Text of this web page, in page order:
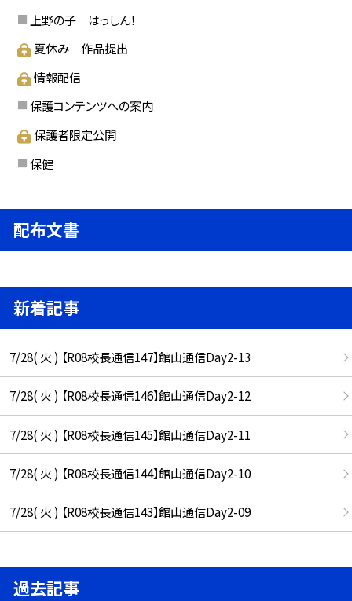
上野の子 はっしん！
夏休み 作品提出
情報配信
保護コンテンツへの案内
保護者限定公開
保健
配布文書
新着記事
7/28( 火 ) 【R08校長通信147】館山通信Day2-13
7/28( 火 ) 【R08校長通信146】館山通信Day2-12
7/28( 火 ) 【R08校長通信145】館山通信Day2-11
7/28( 火 ) 【R08校長通信144】館山通信Day2-10
7/28( 火 ) 【R08校長通信143】館山通信Day2-09
過去記事